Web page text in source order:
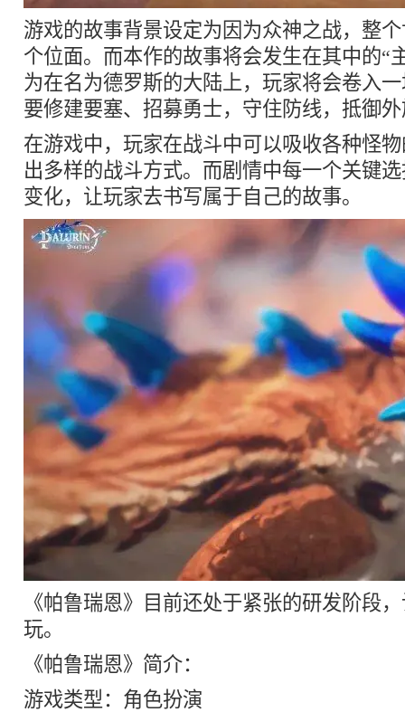
游戏的故事背景设定为因为众神之战，整
个位面。而本作的故事将会发生在其中的“
为在名为德罗斯的大陆上，玩家将会卷入
要修建要塞、招募勇士，守住防线，抵御
在游戏中，玩家在战斗中可以吸收各种怪
出多样的战斗方式。而剧情中每一个关键
变化，让玩家去书写属于自己的故事。
《帕鲁瑞恩》目前还处于紧张的研发阶段
玩。
《帕鲁瑞恩》简介：
游戏类型：角色扮演